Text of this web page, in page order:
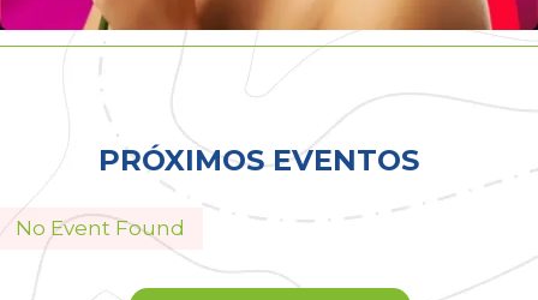
PRÓXIMOS EVENTOS
No Event Found